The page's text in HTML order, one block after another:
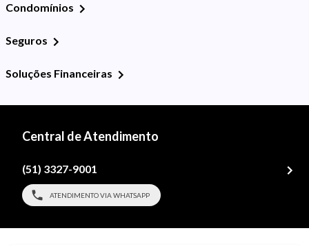
Condomínios
Seguros
Soluções Financeiras
Central de Atendimento
(51) 3327-9001
ATENDIMENTO VIA WHATSAPP